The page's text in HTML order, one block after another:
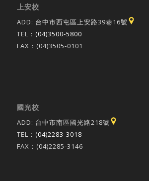
上安校
ADD: 台中市西屯區上安路39巷16號
TEL： (04)3500-5800
FAX：(04)3505-0101
國光校
ADD: 台中市南區國光路218號
TEL： (04)2283-3018
FAX：(04)2285-3146